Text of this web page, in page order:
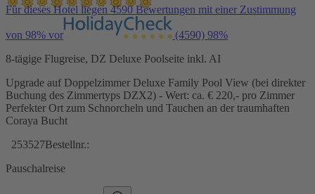
Für dieses Hotel liegen 4590 Bewertungen mit einer Zustimmung
von 98% vor (4590) 98%
8-tägige Flugreise, DZ Deluxe Poolseite inkl. AI
Upgrade auf Doppelzimmer Deluxe Family Pool View (bei direkter
Buchung des Zimmertyps DZX2) - Wert: ca. € 220,- pro Zimmer
Perfekter Ort zum Schnorcheln und Tauchen an der traumhaften
Coraya Bucht
253527Bestellnr.:
Pauschalreise